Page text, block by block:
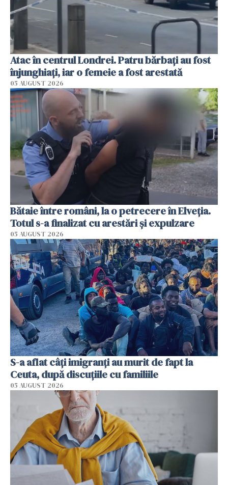
Atac în centrul Londrei. Patru bărbați au fost
înjunghiați, iar o femeie a fost arestată
05 AUGUST 2026
Bătaie între români, la o petrecere în Elveția.
Totul s-a finalizat cu arestări și expulzare
05 AUGUST 2026
S-a aflat câți imigranți au murit de fapt la
Ceuta, după discuțiile cu familiile
05 AUGUST 2026